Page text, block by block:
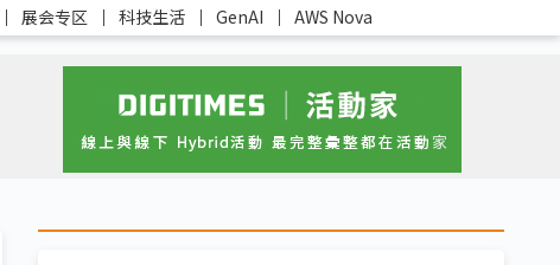
｜ 展会专区 ｜ 科技生活 ｜ GenAI ｜ AWS Nova